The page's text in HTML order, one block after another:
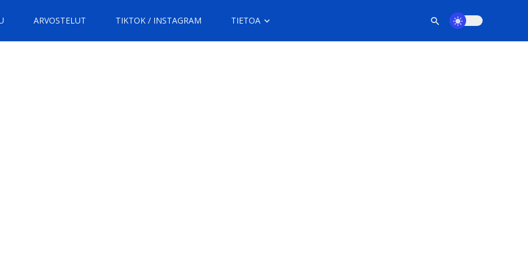
ARVOSTELUT TIKTOK / INSTAGRAM TIETOA